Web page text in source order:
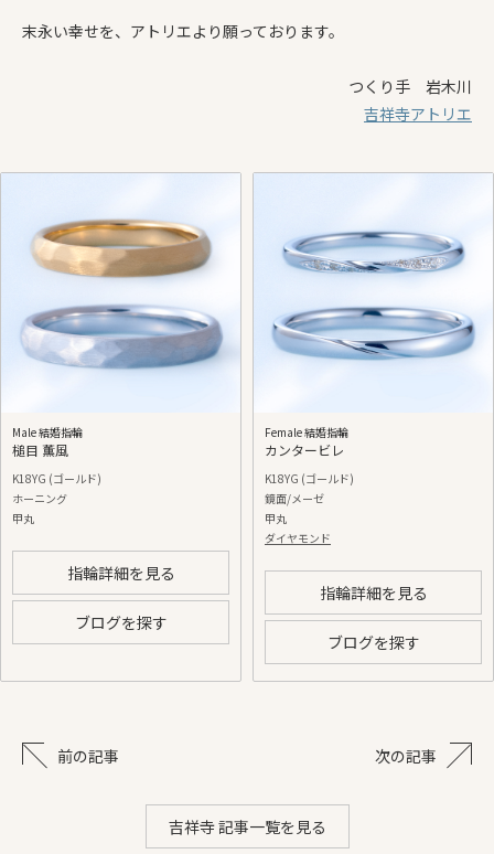
末永い幸せを、アトリエより願っております。
つくり手 岩木川
吉祥寺アトリエ
Male 結婚指輪
槌目 薫風
K18YG (ゴールド)
ホーニング
甲丸
指輪詳細を見る
ブログを探す
Female 結婚指輪
カンタービレ
K18YG (ゴールド)
鏡面/メーゼ
甲丸
ダイヤモンド
指輪詳細を見る
ブログを探す
前の記事 次の記事
吉祥寺 記事一覧を見る